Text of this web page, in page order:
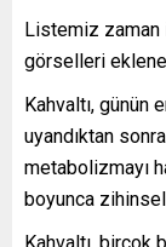
Listemiz zaman
görselleri
Kahvaltı,
uyandıktan
metabolizmayı
boyunca